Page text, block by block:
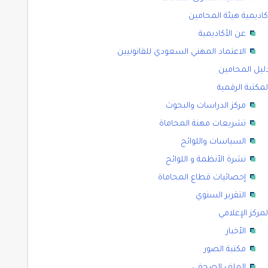
هيئة المحامين
عن الأكاديمية
الاعتماد المهني السعودي للقانونيين
المحامين
الرقمية
مركز الدراسات والبحوث
تشريعات مهنة المحاماة
السياسات واللوائح
نشرة الأنظمة و اللوائح
إحصائيات قطاع المحاماة
التقرير السنوي
الإعلامي
الأخبار
مكتبة الصور